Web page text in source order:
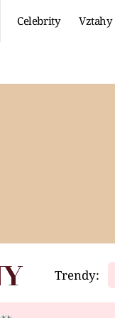
Celebrity Vztahy
Video
Trendy: